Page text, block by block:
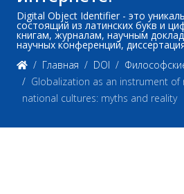
Digital Object Identifier - это
состоящий из латинских букв и
книгам, журналам, научным
научных конференций,
Главная
DOI
Globalization as an instrument
national cultures: myths and reality